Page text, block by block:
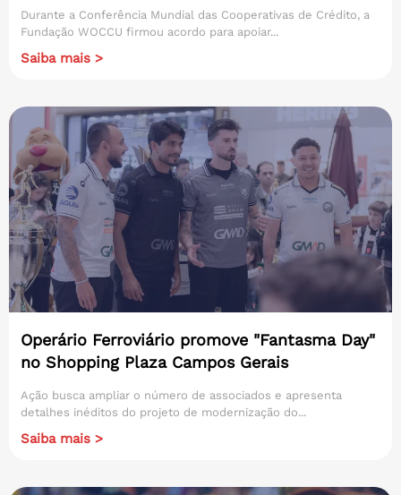
Durante a Conferência Mundial das Cooperativas de Crédito, a
Fundação WOCCU firmou acordo para apoiar...
Saiba mais >
Operário Ferroviário promove "Fantasma Day"
no Shopping Plaza Campos Gerais
Ação busca ampliar o número de associados e apresenta
detalhes inéditos do projeto de modernização do...
Saiba mais >